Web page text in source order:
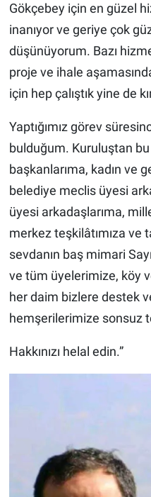
Gökçebey için en güzel
inanıyor ve geriye çok
düşünüyorum. Bazı
proje ve ihale
için hep çalıştık yine de
Yaptığımız görev
bulduğum. Kuruluştan
başkanlarıma, kadın ve
belediye meclis üyesi
üyesi arkadaşlarıma,
merkez teşkilâtımıza ve
sevdanın baş mimari
ve tüm üyelerimize, köy
her daim bizlere destek
hemşerilerimize sonsuz
Hakkınızı helal edin.”